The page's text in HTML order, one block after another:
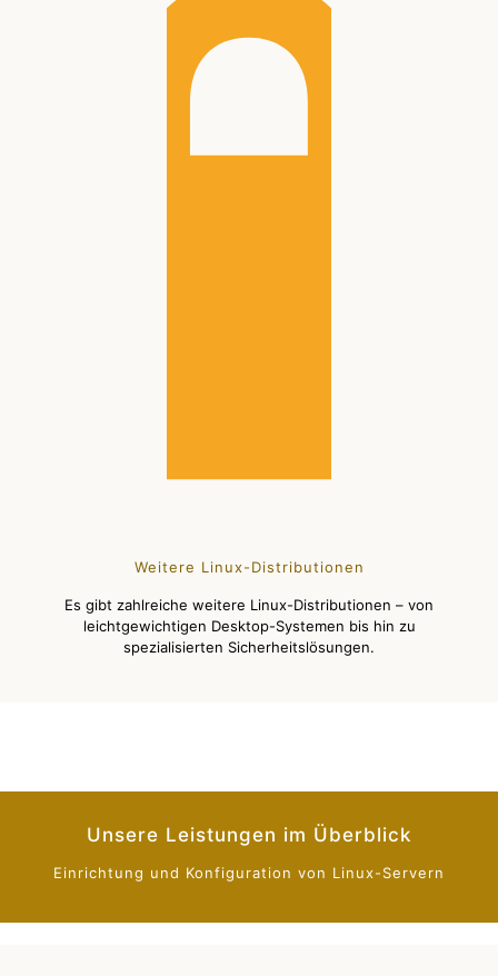
Weitere Linux-Distributionen
Es gibt zahlreiche weitere Linux-Distributionen – von
leichtgewichtigen Desktop-Systemen bis hin zu
spezialisierten Sicherheitslösungen.
Unsere Leistungen im Überblick
Einrichtung und Konfiguration von Linux-Servern